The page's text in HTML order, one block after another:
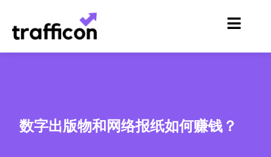
容
数字出版物和网络报纸如何赚钱？